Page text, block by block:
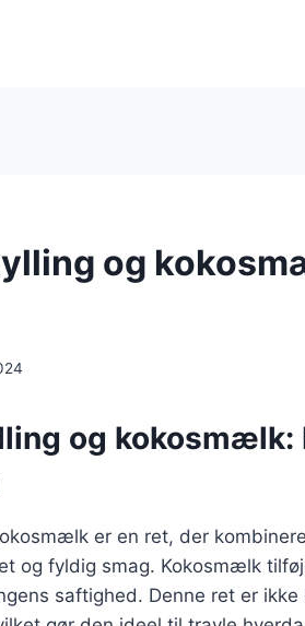
og
og
er en ret, der
og fyldig smag. Kokosmælk
saftighed. Denne ret er